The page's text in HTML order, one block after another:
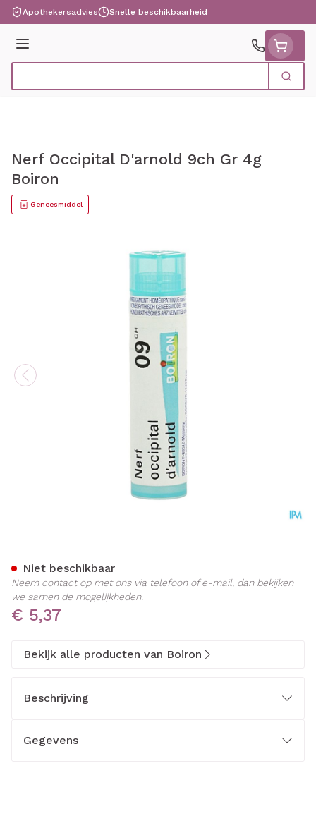
Ga naar de inhoud
Apothekersadvies Snelle beschikbaarheid
Menu
Zoek
Nerf Occipital D'arnold 9ch Gr 4g
Boiron
Geneesmiddel
€ 5,37
Niet beschikbaar
Neem contact op met ons via telefoon of e-mail, dan bekijken
we samen de mogelijkheden.
Bekijk alle producten van Boiron
Beschrijving
Gegevens